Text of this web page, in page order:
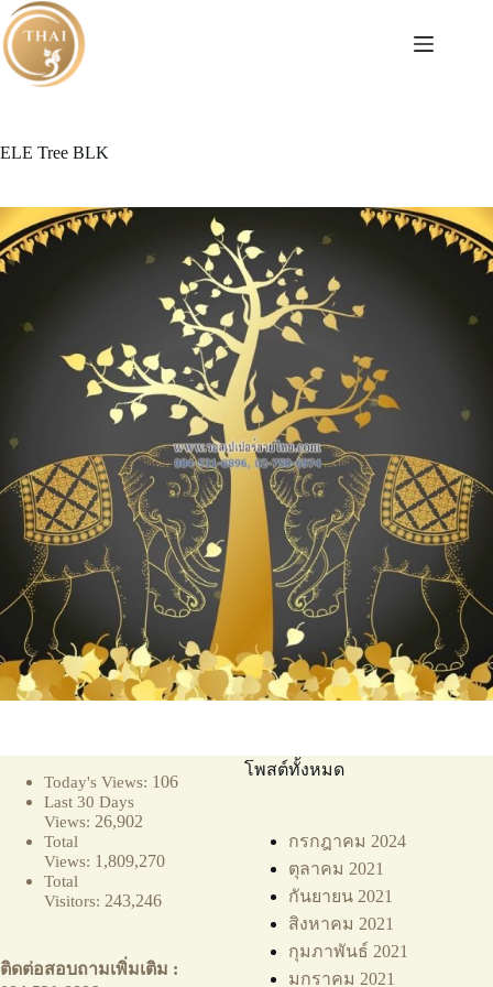
Skip
to
content
ELE Tree BLK
Today's Views: 106
Last 30 Days
Views: 26,902
Total
Views: 1,809,270
Total
Visitors: 243,246
ติดต่อสอบถามเพิ่มเติม :
โพสต์ทั้งหมด
กรกฎาคม 2024
ตุลาคม 2021
กันยายน 2021
สิงหาคม 2021
กุมภาพันธ์ 2021
มกราคม 2021